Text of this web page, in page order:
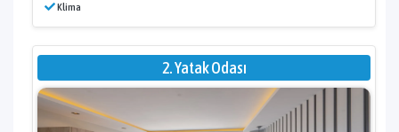
Klima
2. Yatak Odası